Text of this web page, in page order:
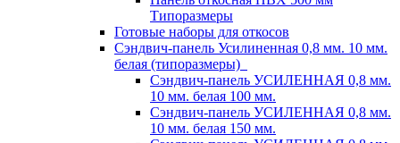
Типоразмеры
Готовые наборы для откосов
Сэндвич-панель Усилиненная 0,8 мм. 10 мм.
белая (типоразмеры)
Сэндвич-панель УСИЛЕННАЯ 0,8 мм.
10 мм. белая 100 мм.
Сэндвич-панель УСИЛЕННАЯ 0,8 мм.
10 мм. белая 150 мм.